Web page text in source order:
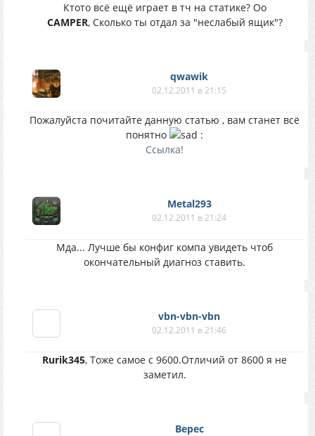
Ктото всё ещё играет в тч на статике? Оо
CAMPER, Сколько ты отдал за "неслабый ящик"?
qwawik
02.12.2011 в 21:15
Пожалуйста почитайте данную статью , вам станет всё
понятно
:
Ссылка!
Metal293
02.12.2011 в 21:24
Мда... Лучше бы конфиг компа увидеть чтоб
окончательный диагноз ставить.
vbn-vbn-vbn
02.12.2011 в 21:46
Rurik345, Тоже самое с 9600.Отличий от 8600 я не
заметил.
Верес